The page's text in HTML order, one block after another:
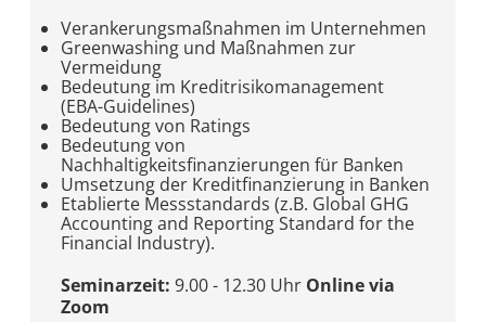
Verankerungsmaßnahmen im Unternehmen
Greenwashing und Maßnahmen zur
Vermeidung
Bedeutung im Kreditrisikomanagement
(EBA-Guidelines)
Bedeutung von Ratings
Bedeutung von
Nachhaltigkeitsfinanzierungen für Banken
Umsetzung der Kreditfinanzierung in Banken
Etablierte Messstandards (z.B. Global GHG
Accounting and Reporting Standard for the
Financial Industry).
Seminarzeit: 9.00 - 12.30 Uhr Online via
Zoom